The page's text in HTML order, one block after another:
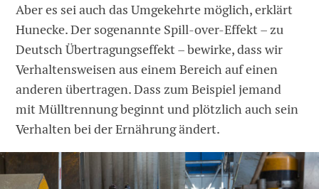
Aber es sei auch das Umgekehrte möglich, erklärt
Hunecke. Der sogenannte Spill-over-Effekt – zu
Deutsch Übertragungseffekt – bewirke, dass wir
Verhaltensweisen aus einem Bereich auf einen
anderen übertragen. Dass zum Beispiel jemand
mit Mülltrennung beginnt und plötzlich auch sein
Verhalten bei der Ernährung ändert.